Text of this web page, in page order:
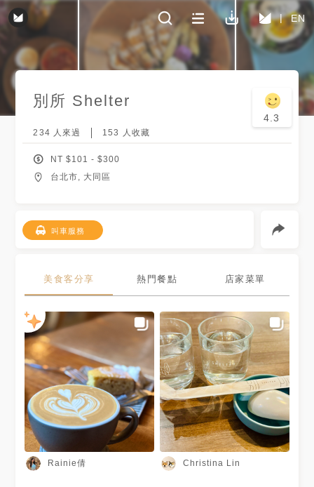
EN
別所 Shelter
4.3
234 人來過 153 人收藏
NT $101 - $300
台北市, 大同區
叫車服務
美食客分享 熱門餐點 店家菜單
Rainie倩 Christina Lin